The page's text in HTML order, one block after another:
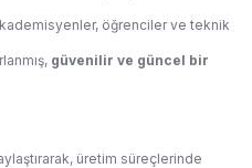
öğrenciler ve teknik
güvenilir ve güncel bir
üretim süreçlerinde